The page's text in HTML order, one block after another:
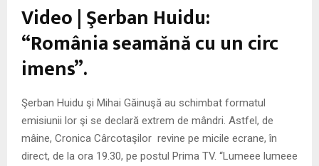
Video | Şerban Huidu:
“România seamănă cu un circ
imens”.
Şerban Huidu şi Mihai Găinuşă au schimbat formatul
emisiunii lor şi se declară extrem de mândri. Astfel, de
mâine, Cronica Cârcotaşilor revine pe micile ecrane, în
direct, de la ora 19.30, pe postul Prima TV. “Lumeee lumeee